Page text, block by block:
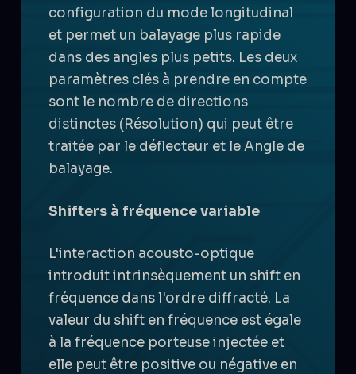
configuration du mode longitudinal
et permet un balayage plus rapide
dans des angles plus petits. Les deux
paramètres clés à prendre en compte
sont le nombre de directions
distinctes (Résolution) qui peut être
traitée par le déflecteur et leAngle de
balayage.
Shifters à fréquence variable
L'interaction acousto-optique
introduit intrinsèquement un shift en
fréquencedans l'ordre diffracté. La
valeur du shift en fréquence est égale
à la fréquence porteuse injectée et
elle peut être positive ou négative en